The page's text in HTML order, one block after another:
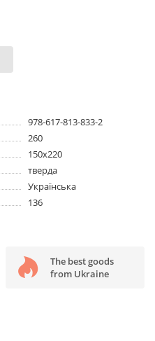
978-617-813-833-2
260
150х220
тверда
Українська
136
The best goods
from Ukraine